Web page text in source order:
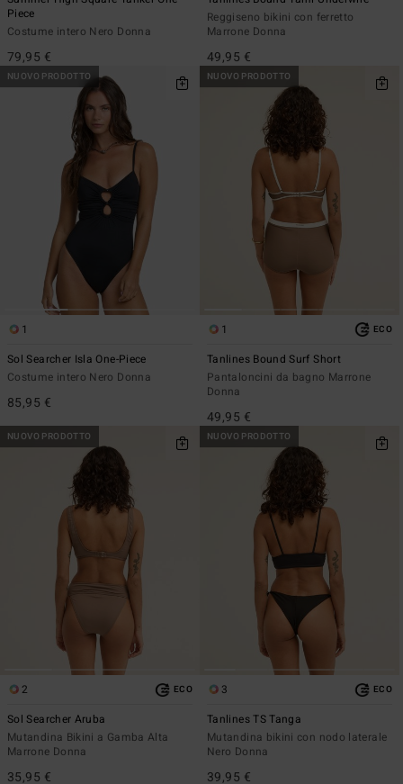
Piece
Costume intero Nero Donna
79,95 €
Reggiseno bikini con ferretto
Marrone Donna
49,95 €
NUOVO PRODOTTO
1
Sol Searcher Isla One-Piece
Costume intero Nero Donna
85,95 €
NUOVO PRODOTTO
1 ECO
Tanlines Bound Surf Short
Pantaloncini da bagno Marrone
Donna
49,95 €
NUOVO PRODOTTO
2 ECO
Sol Searcher Aruba
Mutandina Bikini a Gamba Alta
Marrone Donna
35,95 €
NUOVO PRODOTTO
3 ECO
Tanlines TS Tanga
Mutandina bikini con nodo laterale
Nero Donna
39,95 €